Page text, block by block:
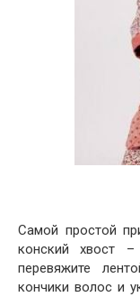
Самой простой
конский хвост
перевяжите
кончики волос и